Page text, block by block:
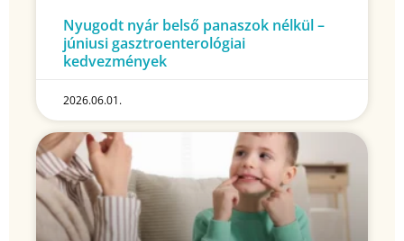
Nyugodt nyár belső panaszok nélkül –
júniusi gasztroenterológiai
kedvezmények
2026.06.01.